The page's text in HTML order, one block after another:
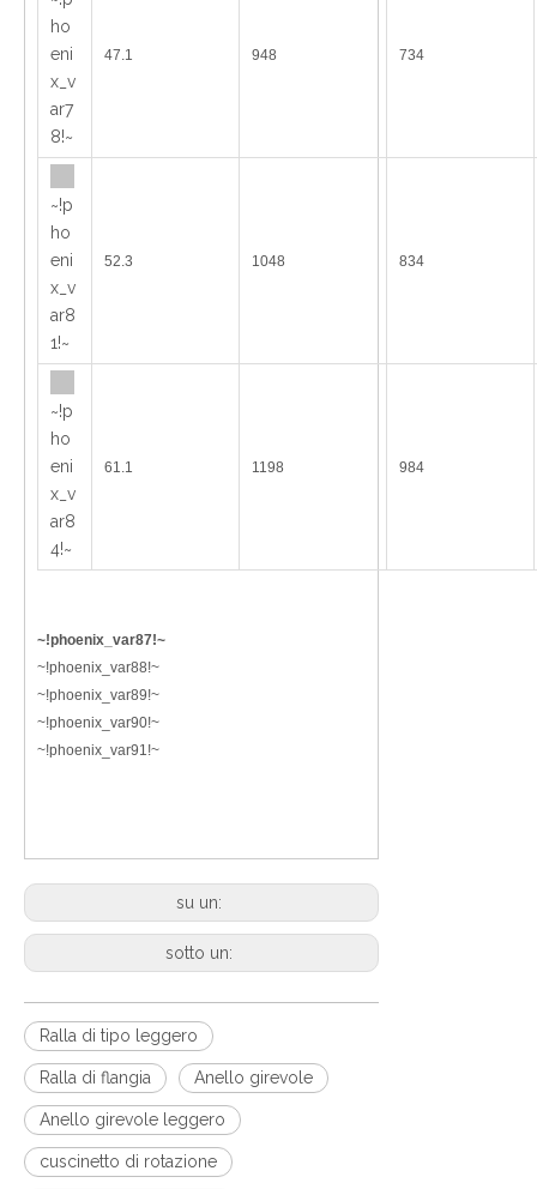
ho
eni
x_v
ar7
8!~
47.1 948 734
~!p
ho
eni
x_v
ar8
1!~
52.3 1048 834
~!p
ho
eni
x_v
ar8
4!~
61.1 1198 984
~!phoenix_var87!~
~!phoenix_var88!~
~!phoenix_var89!~
~!phoenix_var90!~
~!phoenix_var91!~
su un:
sotto un:
Ralla di tipo leggero
Ralla di flangia Anello girevole
Anello girevole leggero
cuscinetto di rotazione